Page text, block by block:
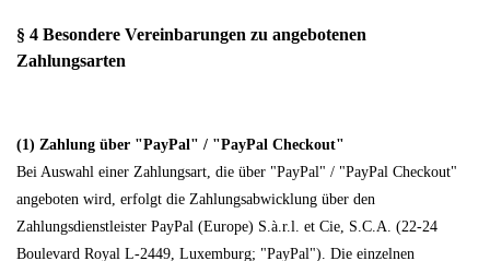
§ 4 Besondere Vereinbarungen zu angebotenen
Zahlungsarten
(1) Zahlung über "PayPal" / "PayPal Checkout"
Bei Auswahl einer Zahlungsart, die über "PayPal" / "PayPal Checkout"
angeboten wird, erfolgt die Zahlungsabwicklung über den
Zahlungsdienstleister PayPal (Europe) S.à.r.l. et Cie, S.C.A. (22-24
Boulevard Royal L-2449, Luxemburg; "PayPal"). Die einzelnen